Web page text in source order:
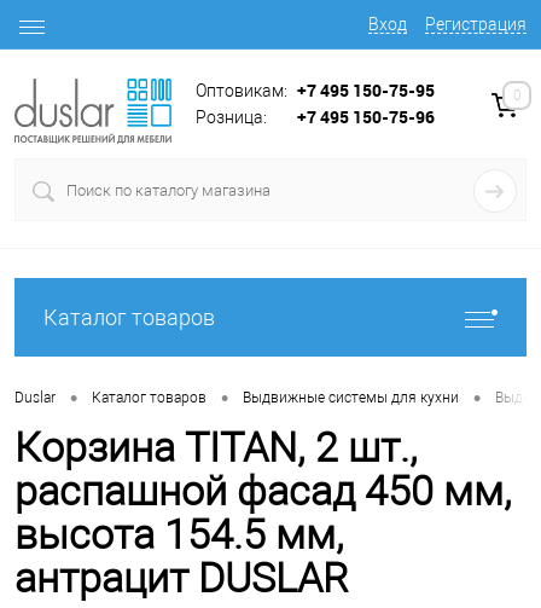
Вход Регистрация
Оптовикам: +7 495 150-75-95
Розница: +7 495 150-75-96
0
Каталог товаров
Duslar • Каталог товаров • Выдвижные системы для кухни •
Корзина TITAN, 2 шт.,
распашной фасад 450 мм,
высота 154.5 мм,
антрацит DUSLAR